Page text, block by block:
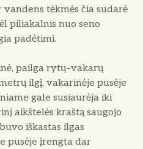
tėkmės čia sudarė
piliakalnis nuo seno
padėtimi.
pailga rytų–vakarų
ilgį, vakarinėje pusėje
gale susiaurėja iki
aikštelės kraštą saugojo
iškastas ilgas
pusėje įrengta dar